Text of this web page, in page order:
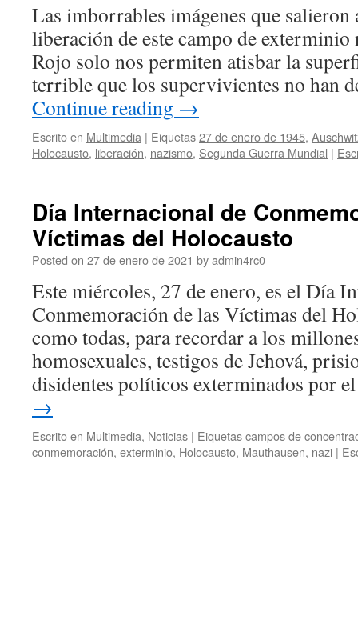
Las imborrables imágenes que salieron
liberación de este campo de
Rojo solo nos permiten atisbar la
terrible que los supervivientes no han
Continue reading →
Escrito en Multimedia | Eiquetas27 de enero de 1945,
Holocausto, liberación, nazismo, Segunda Guerra Mundial |
Día Internacional de
Víctimas del Holocausto
Posted on 27 de enero de 2021 byadmin4rc0
Este miércoles, 27 de enero, es el Día
Conmemoración de las Víctimas del
como todas, para recordar a los
homosexuales, testigos de Jehová,
disidentes políticos exterminados por
→
Escrito en Multimedia, Noticias | Eiquetascampos de
conmemoración, exterminio, Holocausto, Mauthausen, nazi |